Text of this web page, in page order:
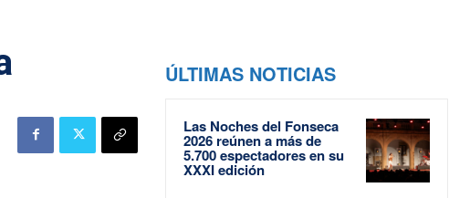
ÚLTIMAS NOTICIAS
Las Noches del Fonseca
2026 reúnen a más de
5.700 espectadores en su
XXXI edición